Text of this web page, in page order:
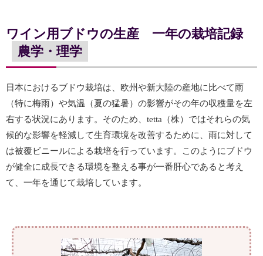
ワイン用ブドウの生産 一年の栽培記録
農学・理学
日本におけるブドウ栽培は、欧州や新大陸の産地に比べて雨
（特に梅雨）や気温（夏の猛暑）の影響がその年の収穫量を左
右する状況にあります。そのため、tetta（株）ではそれらの気
候的な影響を軽減して生育環境を改善するために、雨に対して
は被覆ビニールによる栽培を行っています。このようにブドウ
が健全に成長できる環境を整える事が一番肝心であると考え
て、一年を通じて栽培しています。